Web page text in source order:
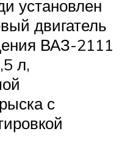
установлен
двигатель
ВАЗ-2111
л,
с